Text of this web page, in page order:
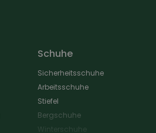
Schuhe
Sicherheitsschuhe
Arbeitsschuhe
Stiefel
Bergschuhe
Winterschuhe